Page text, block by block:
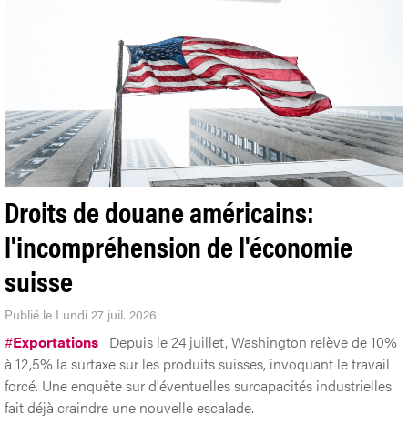
Droits de douane américains:
l'incompréhension de l'économie
suisse
Publié le Lundi 27 juil. 2026
#Exportations Depuis le 24 juillet, Washington relève de 10%
à 12,5% la surtaxe sur les produits suisses, invoquant le travail
forcé. Une enquête sur d'éventuelles surcapacités industrielles
fait déjà craindre une nouvelle escalade.